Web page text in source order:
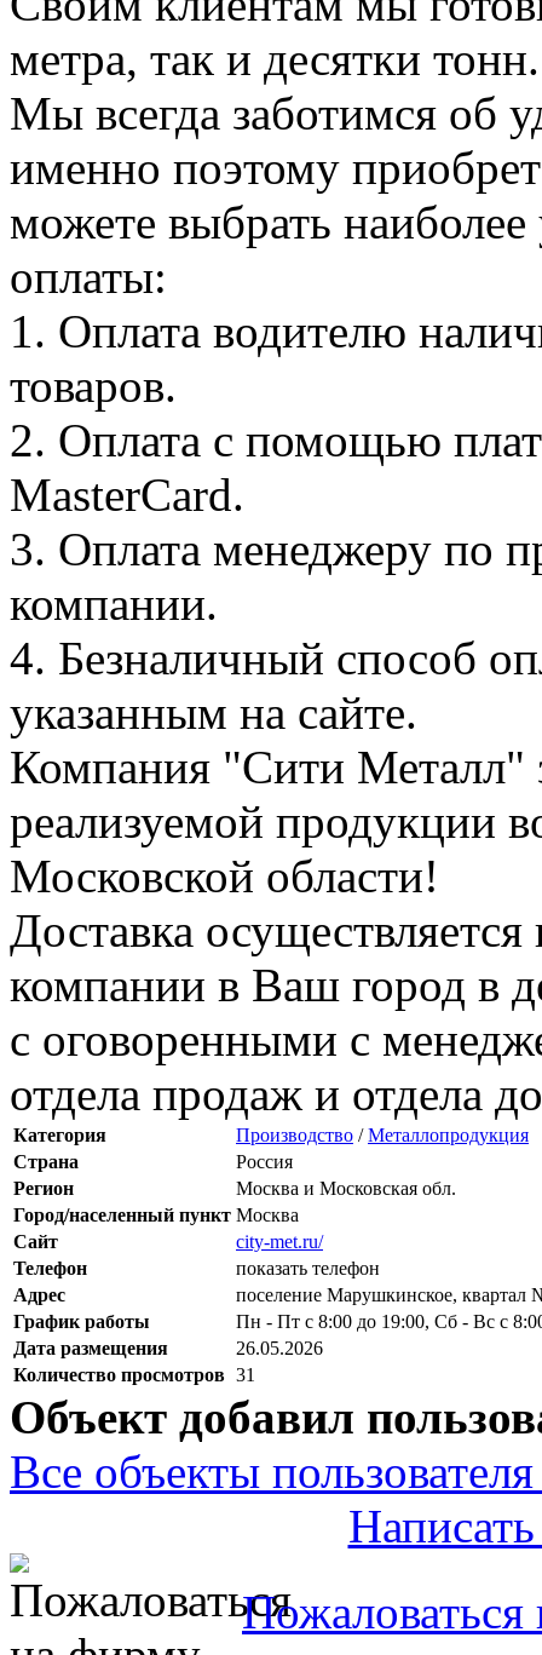
метра, так и десятки тонн.
Мы всегда заботимся об
именно поэтому
можете выбрать
оплаты:
1. Оплата водителю
товаров.
2. Оплата с помощью
MasterCard.
3. Оплата менеджеру по
компании.
4. Безналичный способ
указанным на сайте.
Компания "Сити Металл"
реализуемой продукции
Московской области!
Доставка
компании в Ваш город в
с оговоренными с
отдела продаж и отдела
Категория Производство /Металлопродукция
Страна
Россия
Регион
Москва и Московская обл.
Город/населенный пункт Москва
Сайт
city-met.ru/
Телефон
показать телефон
Адрес
поселение Марушкинское, квартал
График работы
Пн - Пт с 8:00 до 19:00, Сб - Вс с
Дата размещения
26.05.2026
Количество просмотров 31
Объект добавил
Все объекты